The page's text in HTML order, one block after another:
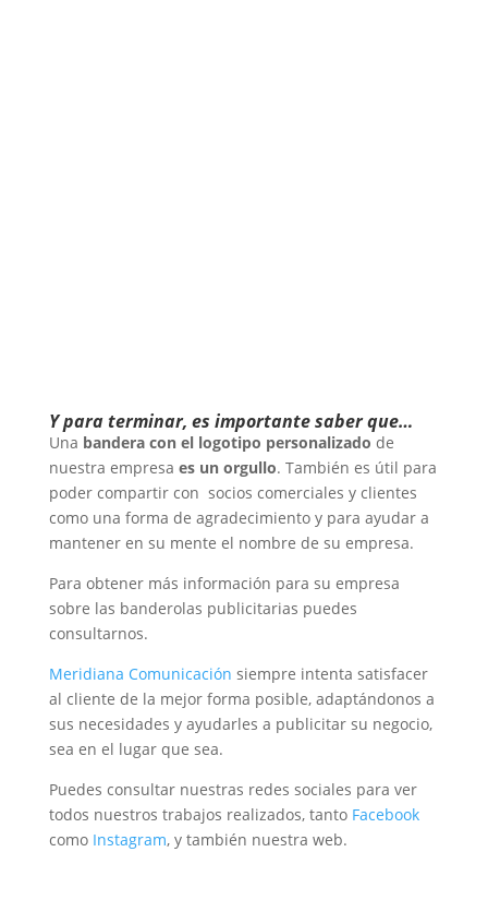
Y para terminar, es importante saber que…
Una bandera con el logotipo personalizado de
nuestra empresa es un orgullo. También es útil para
poder compartir con socios comerciales y clientes
como una forma de agradecimiento y para ayudar a
mantener en su mente el nombre de su empresa.
Para obtener más información para su empresa
sobre las banderolas publicitarias puedes
consultarnos.
Meridiana Comunicación siempre intenta satisfacer
al cliente de la mejor forma posible, adaptándonos a
sus necesidades y ayudarles a publicitar su negocio,
sea en el lugar que sea.
Puedes consultar nuestras redes sociales para ver
todos nuestros trabajos realizados, tanto Facebook
comoInstagram, y también nuestra web.